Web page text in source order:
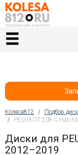
Главная
Автосервис
Услуги
Вы здесь
Колеса812 / Подбор
/
PEUGEOT 208 C
Диски для
2012–2019